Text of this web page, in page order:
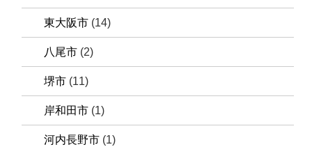
東大阪市 (14)
八尾市 (2)
堺市 (11)
岸和田市 (1)
河内長野市 (1)